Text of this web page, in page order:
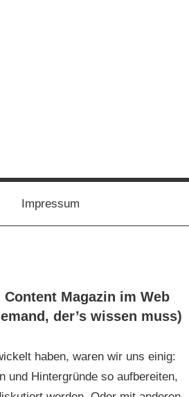
Impressum
Magazin im Web
der’s wissen muss)
haben, waren wir uns einig:
und Hintergründe so aufbereiten,